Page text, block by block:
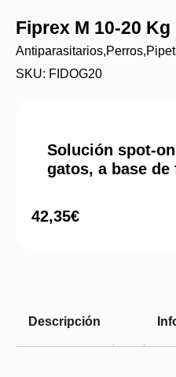
Fiprex M 10-20 Kg
Antiparasitarios,Perros,
SKU: FIDOG20
Solución spot-
gatos, a base
42,35€
Descripción